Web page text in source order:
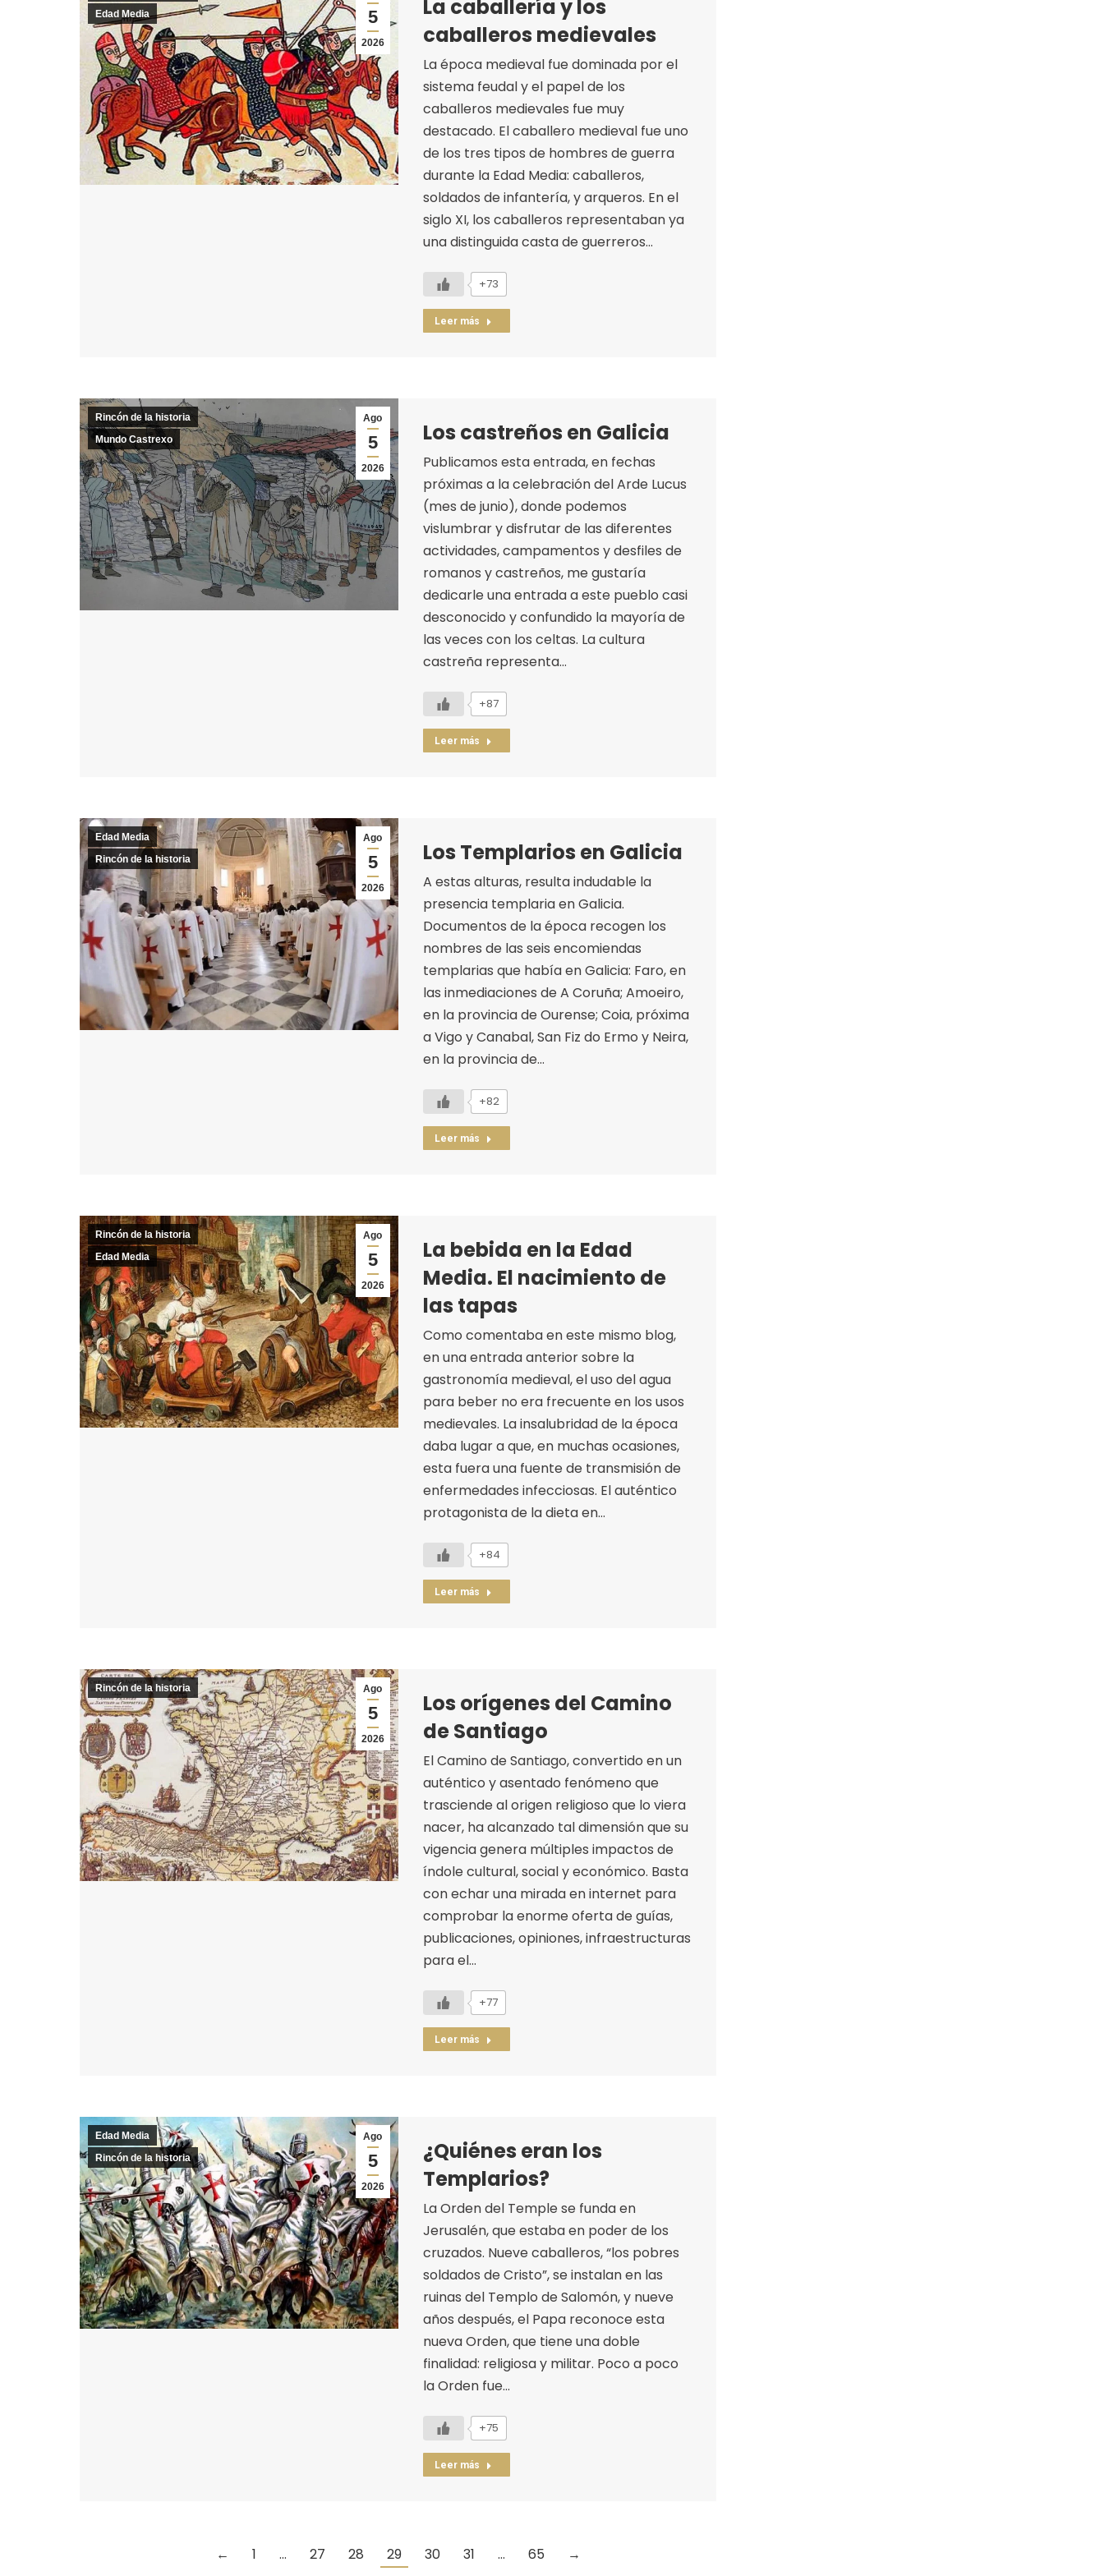
5
2026
Edad Media
La caballería y los
caballeros medievales
La época medieval fue dominada por el
sistema feudal y el papel de los
caballeros medievales fue muy
destacado. El caballero medieval fue uno
de los tres tipos de hombres de guerra
durante la Edad Media: caballeros,
soldados de infantería, y arqueros. En el
siglo XI, los caballeros representaban ya
una distinguida casta de guerreros…
+73
Leer más
Ago
5
2026
Rincón de la historia
Mundo Castrexo
Los castreños en Galicia
Publicamos esta entrada, en fechas
próximas a la celebración del Arde Lucus
(mes de junio), donde podemos
vislumbrar y disfrutar de las diferentes
actividades, campamentos y desfiles de
romanos y castreños, me gustaría
dedicarle una entrada a este pueblo casi
desconocido y confundido la mayoría de
las veces con los celtas. La cultura
castreña representa…
+87
Leer más
Ago
5
2026
Edad Media
Rincón de la historia
Los Templarios en Galicia
A estas alturas, resulta indudable la
presencia templaria en Galicia.
Documentos de la época recogen los
nombres de las seis encomiendas
templarias que había en Galicia: Faro, en
las inmediaciones de A Coruña; Amoeiro,
en la provincia de Ourense; Coia, próxima
a Vigo y Canabal, San Fiz do Ermo y Neira,
en la provincia de…
+82
Leer más
Ago
5
2026
Rincón de la historia
Edad Media
La bebida en la Edad
Media. El nacimiento de
las tapas
Como comentaba en este mismo blog,
en una entrada anterior sobre la
gastronomía medieval, el uso del agua
para beber no era frecuente en los usos
medievales. La insalubridad de la época
daba lugar a que, en muchas ocasiones,
esta fuera una fuente de transmisión de
enfermedades infecciosas. El auténtico
protagonista de la dieta en…
+84
Leer más
Ago
5
2026
Rincón de la historia
Los orígenes del Camino
de Santiago
El Camino de Santiago, convertido en un
auténtico y asentado fenómeno que
trasciende al origen religioso que lo viera
nacer, ha alcanzado tal dimensión que su
vigencia genera múltiples impactos de
índole cultural, social y económico. Basta
con echar una mirada en internet para
comprobar la enorme oferta de guías,
publicaciones, opiniones, infraestructuras
para el…
+77
Leer más
Ago
5
2026
Edad Media
Rincón de la historia
¿Quiénes eran los
Templarios?
La Orden del Temple se funda en
Jerusalén, que estaba en poder de los
cruzados. Nueve caballeros, “los pobres
soldados de Cristo”, se instalan en las
ruinas del Templo de Salomón, y nueve
años después, el Papa reconoce esta
nueva Orden, que tiene una doble
finalidad: religiosa y militar. Poco a poco
la Orden fue…
+75
Leer más
← 1 … 27 28 29 30 31 … 65 →